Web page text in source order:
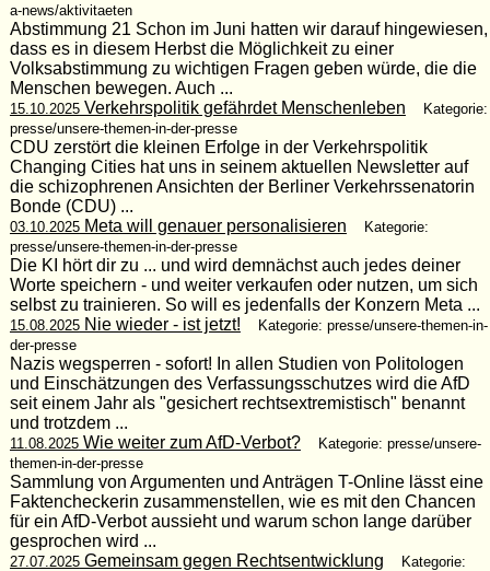
a-news/aktivitaeten
Abstimmung 21 Schon im Juni hatten wir darauf hingewiesen,
dass es in diesem Herbst die Möglichkeit zu einer
Volksabstimmung zu wichtigen Fragen geben würde, die die
Menschen bewegen. Auch ...
15.10.2025Verkehrspolitik gefährdet Menschenleben
Kategorie:
presse/unsere-themen-in-der-presse
CDU zerstört die kleinen Erfolge in der Verkehrspolitik
Changing Cities hat uns in seinem aktuellen Newsletter auf
die schizophrenen Ansichten der Berliner Verkehrssenatorin
Bonde (CDU) ...
03.10.2025Meta will genauer personalisieren
Kategorie:
presse/unsere-themen-in-der-presse
Die KI hört dir zu ... und wird demnächst auch jedes deiner
Worte speichern - und weiter verkaufen oder nutzen, um sich
selbst zu trainieren. So will es jedenfalls der Konzern Meta ...
15.08.2025Nie wieder - ist jetzt!
Kategorie: presse/unsere-themen-in-
der-presse
Nazis wegsperren - sofort! In allen Studien von Politologen
und Einschätzungen des Verfassungsschutzes wird die AfD
seit einem Jahr als "gesichert rechtsextremistisch" benannt
und trotzdem ...
11.08.2025Wie weiter zum AfD-Verbot?
Kategorie: presse/unsere-
themen-in-der-presse
Sammlung von Argumenten und Anträgen T-Online lässt eine
Faktencheckerin zusammenstellen, wie es mit den Chancen
für ein AfD-Verbot aussieht und warum schon lange darüber
gesprochen wird ...
27.07.2025Gemeinsam gegen Rechtsentwicklung
Kategorie: